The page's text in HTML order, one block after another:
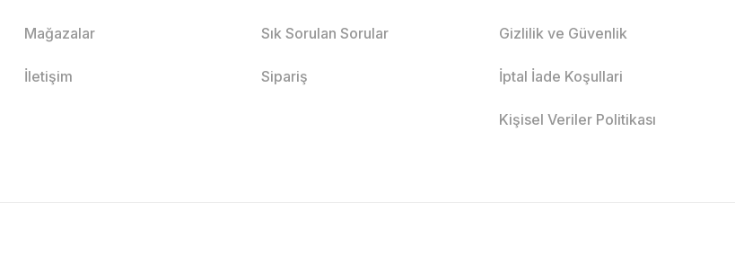
Mağazalar
İletişim
Sık Sorulan Sorular
Sipariş
Gizlilik ve Güvenlik
İptal İade Koşullari
Kişisel Veriler Politikası